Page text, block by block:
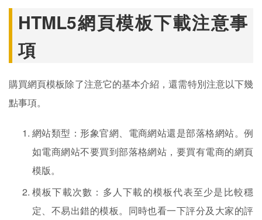
HTML5網頁模板下載注意事
項
購買網頁模板除了注意它的基本介紹，還需特別注意以下幾
點事項。
網站類型：形象官網、電商網站還是部落格網站。例
如電商網站不要買到部落格網站，要買有電商的網頁
模版。
模板下載次數：多人下載的模板代表至少是比較穩
定、不易出錯的模板。同時也看一下評分及大家的評